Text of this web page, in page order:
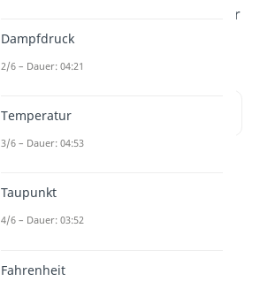
lassen, die wir kennen. Gucken wir
uns das genauer an!
Inhaltsübersicht
Polytrope
Zustandsänderungen
Dampfdruck
2/6 – Dauer: 04:21
Temperatur
3/6 – Dauer: 04:53
Taupunkt
4/6 – Dauer: 03:52
Fahrenheit